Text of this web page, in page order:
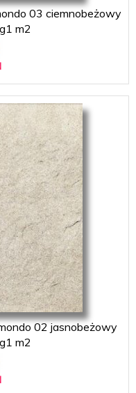
03 ciemnobeżowy
m2
02 jasnobeżowy
m2